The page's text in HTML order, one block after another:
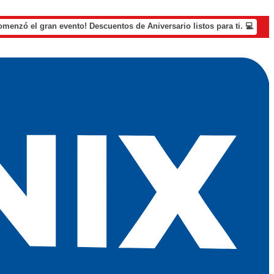
el gran evento! Descuentos de Aniversario listos para ti. 💻